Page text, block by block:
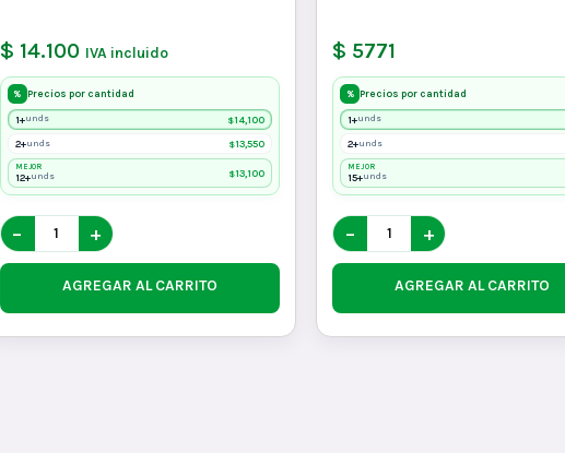
$ 14.100 IVA incluido
% Precios por cantidad
1+unds $14,100
2+unds $13,550
MEJOR
12+unds $13,100
− +
AGREGAR AL CARRITO
$ 5771
% Precios por cantidad
1+unds
2+unds
MEJOR
15+unds
− +
AGREGAR AL CARRITO